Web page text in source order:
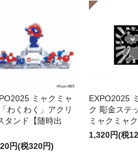
ミャクミャ
わくわく」アクリ
タンド【随時出
円(税320円)
EXPO2025
ク 彫金ステ
ミャクミャク
1,320円(税